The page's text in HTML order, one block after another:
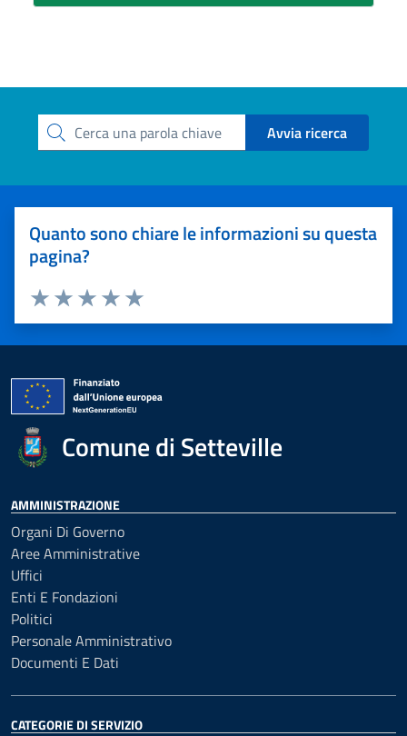
Cerca una parola chiave Avvia ricerca
Quanto sono chiare le informazioni su questa
pagina?
Valuta 5 stelle su 5
Valuta 4 stelle su 5
Valuta 3 stelle su 5
Valuta 2 stelle su 5
Valuta 1 stelle su 5
Comune di Setteville
AMMINISTRAZIONE
Organi Di Governo
Aree Amministrative
Uffici
Enti E Fondazioni
Politici
Personale Amministrativo
Documenti E Dati
CATEGORIE DI SERVIZIO